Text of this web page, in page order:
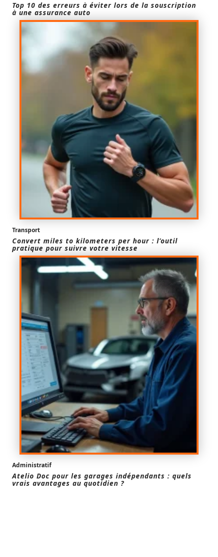
Top 10 des erreurs à éviter lors de la souscription
à une assurance auto
Transport
Convert miles to kilometers per hour : l’outil
pratique pour suivre votre vitesse
Administratif
Atelio Doc pour les garages indépendants : quels
vrais avantages au quotidien ?